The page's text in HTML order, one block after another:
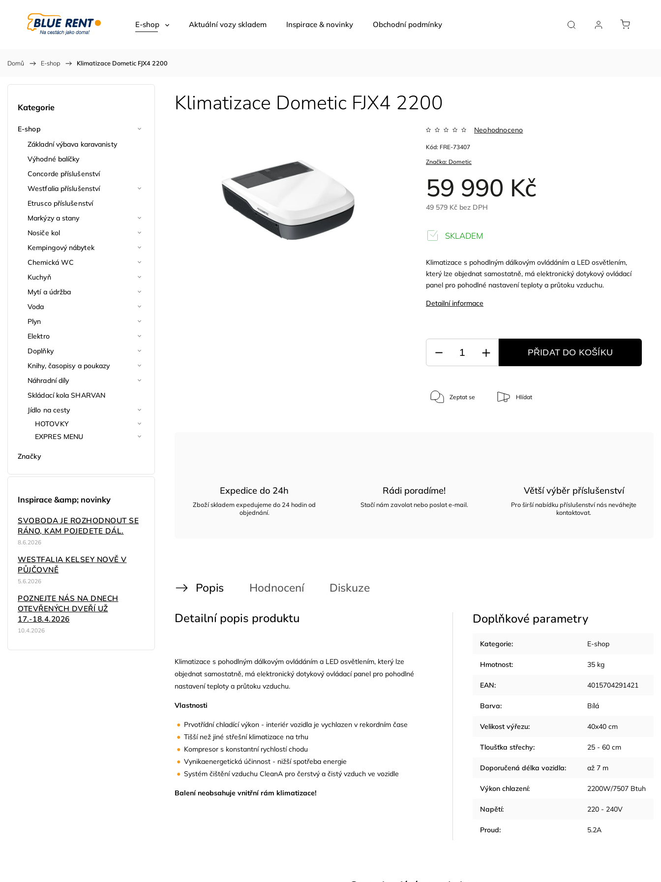
E-shop Aktuální vozy skladem Inspirace & novinky Obchodní podmínky
Domů / E-shop / Klimatizace Dometic FJX4 2200
Kategorie
E-shop
Základní výbava karavanisty
Výhodné balíčky
Concorde příslušenství
Westfalia příslušenství
Etrusco příslušenství
Markýzy a stany
Nosiče kol
Kempingový nábytek
Chemická WC
Kuchyň
Mytí a údržba
Voda
Plyn
Elektro
Doplňky
Knihy, časopisy a poukazy
Náhradní díly
Skládací kola SHARVAN
Jídlo na cesty
HOTOVKY
EXPRES MENU
Značky
Inspirace &amp; novinky
SVOBODA JE ROZHODNOUT SE
RÁNO, KAM POJEDETE DÁL.
8.6.2026
WESTFALIA KELSEY NOVĚ V
PŮJČOVNĚ
5.6.2026
POZNEJTE NÁS NA DNECH
OTEVŘENÝCH DVEŘÍ UŽ
17.-18.4.2026
10.4.2026
Klimatizace Dometic FJX4 2200
Značka: Dometic
Neohodnoceno
59 990 Kč
49 579 Kč bez DPH
Kód: FRE-73407
Klimatizace s pohodlným dálkovým ovládáním a LED osvětlením,
který lze objednat samostatně, má elektronický dotykový ovládací
panel pro pohodlné nastavení teploty a průtoku vzduchu.
Detailní informace
SKLADEM
PŘIDAT DO KOŠÍKU
Zeptat se Hlídat
Expedice do 24h
Zboží skladem expedujeme do 24 hodin od
objednání.
Rádi poradíme!
Stačí nám zavolat nebo poslat e-mail.
Větší výběr příslušenství
Pro širší nabídku příslušenství nás neváhejte
kontaktovat.
Popis Hodnocení Diskuze
Detailní popis produktu
Klimatizace s pohodlným dálkovým ovládáním a LED osvětlením, který lze
objednat samostatně, má elektronický dotykový ovládací panel pro pohodlné
nastavení teploty a průtoku vzduchu.
Vlastnosti
Prvotřídní chladící výkon - interiér vozidla je vychlazen v rekordním čase
Tišší než jiné střešní klimatizace na trhu
Kompresor s konstantní rychlostí chodu
Vynikaenergetická účinnost - nižší spotřeba energie
Systém čištění vzduchu CleanA pro čerstvý a čistý vzduch ve vozidle
Balení neobsahuje vnitřní rám klimatizace!
Doplňkové parametry
Kategorie: E-shop
Hmotnost: 35 kg
EAN: 4015704291421
Barva: Bílá
Velikost výřezu: 40x40 cm
Tloušťka střechy: 25 - 60 cm
Doporučená délka vozidla: až 7 m
Výkon chlazení: 2200W/7507 Btuh
Napětí: 220 - 240V
Proud: 5.2A